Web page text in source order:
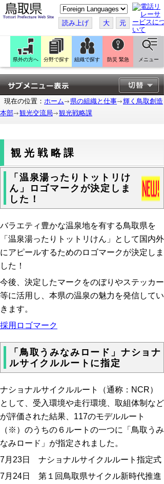
こ
の
ペ
ー
ジ
翻
訳
す
る
読み上げ 大 元
県外の方へ 分野で探す 組織で探す 防災 緊急 メニュー
現在の位置： ホーム 県の組織と仕事
輝く鳥取創造
本部
観光交流局 観光戦略課
観光戦略課
「温泉湯ったりトットリけ
ん」ロゴマークが決定しま
した！
バラエティ豊かな温泉地を有する鳥取県を
「温泉湯ったりトットリけん」として国内外
にアピールするためのロゴマークが決定しま
した！
今後、決定したマークをのぼりやステッカー
等に活用し、本県の温泉の魅力を発信してい
きます。
採用ロゴマーク
「鳥取うみなみロード」ナショナ
ルサイクルルートに指定
ナショナルサイクルルート（通称：NCR）
として、受入環境や走行環境、取組体制など
が評価された結果、117のモデルルート
（※）のうちの６ルートの一つに「鳥取うみ
なみロード」が指定されました。
7月23日 ナショナルサイクルルート指定式
7月24日 第１回鳥取県サイクル新時代推進